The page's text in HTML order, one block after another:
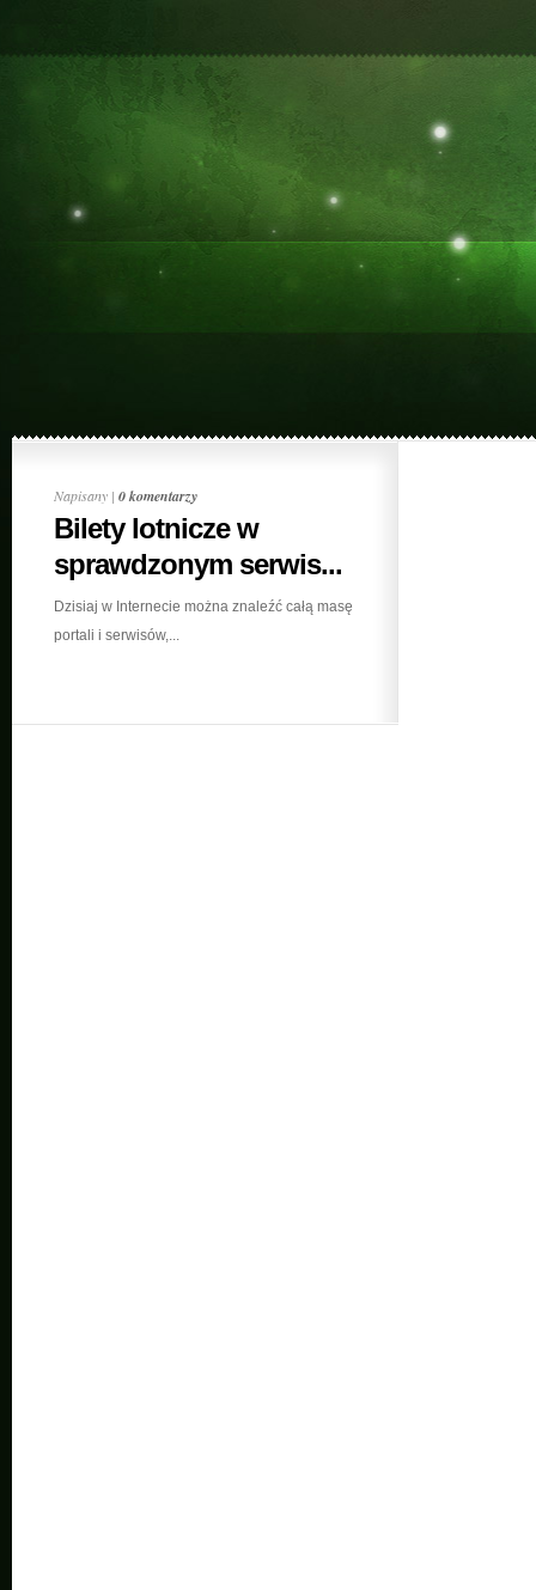
Napisany | 0 komentarzy
Bilety lotnicze w
sprawdzonym serwis...
Dzisiaj w Internecie można znaleźć całą masę
portali i serwisów,...